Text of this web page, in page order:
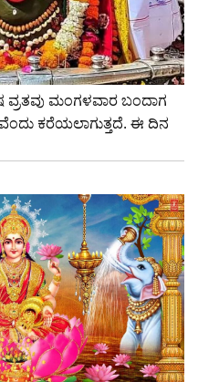
ಮಂಗಳವಾರ ಬಂದಾಗ
ಕರೆಯಲಾಗುತ್ತದೆ. ಈ ದಿನ